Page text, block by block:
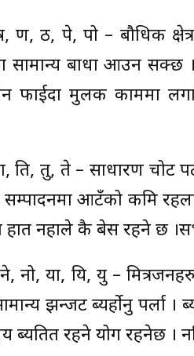
ठ, पे, पो – बौधिक
सामान्य बाधा आउन
फाईदा मुलक काममा
ति, तु, ते – साधारण चोट
आटँको कमि रहला
हात नहाले कै बेस रहने छ
नो, या, यि, यु –
झन्जट ब्यर्होनु पर्ला ।
रहने योग रहनेछ ।